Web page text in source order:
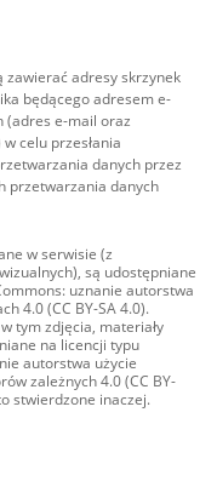
zawierać adresy skrzynek
będącego adresem e-
(adres e-mail oraz
celu przesłania
danych przez
przetwarzania danych
w serwisie (z
są udostępniane
uznanie autorstwa
4.0 (CC BY-SA 4.0).
tym zdjęcia, materiały
na licencji typu
autorstwa użycie
zależnych 4.0 (CC BY-
stwierdzone inaczej.